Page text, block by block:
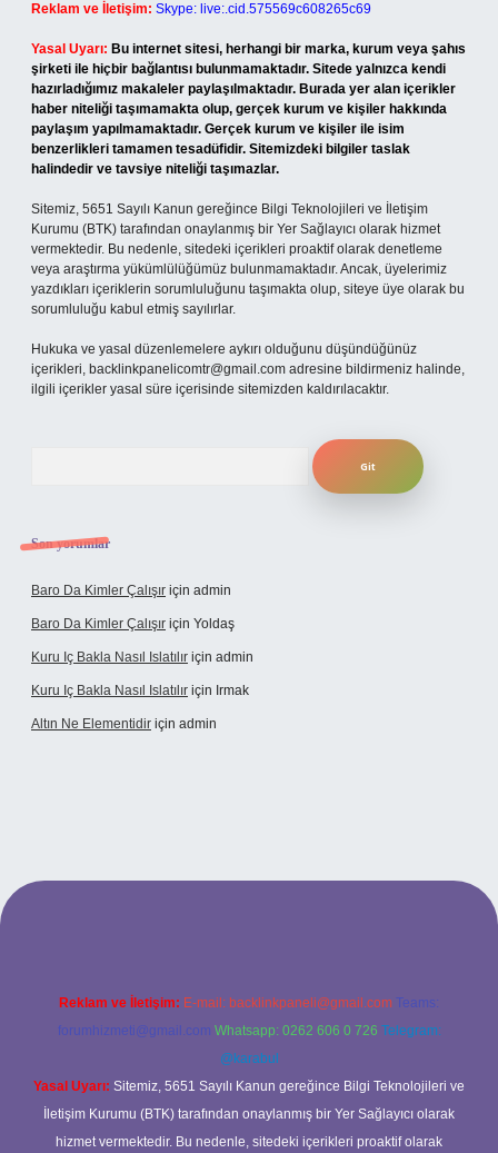
Reklam ve İletişim: Skype: live:.cid.575569c608265c69
Yasal Uyarı: Bu internet sitesi, herhangi bir marka, kurum veya şahıs
şirketi ile hiçbir bağlantısı bulunmamaktadır. Sitede yalnızca kendi
hazırladığımız makaleler paylaşılmaktadır. Burada yer alan içerikler
haber niteliği taşımamakta olup, gerçek kurum ve kişiler hakkında
paylaşım yapılmamaktadır. Gerçek kurum ve kişiler ile isim
benzerlikleri tamamen tesadüfidir. Sitemizdeki bilgiler taslak
halindedir ve tavsiye niteliği taşımazlar.
Sitemiz, 5651 Sayılı Kanun gereğince Bilgi Teknolojileri ve İletişim
Kurumu (BTK) tarafından onaylanmış bir Yer Sağlayıcı olarak hizmet
vermektedir. Bu nedenle, sitedeki içerikleri proaktif olarak denetleme
veya araştırma yükümlülüğümüz bulunmamaktadır. Ancak, üyelerimiz
yazdıkları içeriklerin sorumluluğunu taşımakta olup, siteye üye olarak bu
sorumluluğu kabul etmiş sayılırlar.
Hukuka ve yasal düzenlemelere aykırı olduğunu düşündüğünüz
içerikleri, backlinkpanelicomtr@gmail.com adresine bildirmeniz halinde,
ilgili içerikler yasal süre içerisinde sitemizden kaldırılacaktır.
Son yorumlar
Baro Da Kimler Çalışır için admin
Baro Da Kimler Çalışır için Yoldaş
Kuru Iç Bakla Nasıl Islatılır için admin
Kuru Iç Bakla Nasıl Islatılır için Irmak
Altın Ne Elementidir için admin
Reklam ve İletişim: E-mail: backlinkpaneli@gmail.com Teams:
forumhizmeti@gmail.com Whatsapp: 0262 606 0 726 Telegram:
@karabul
Yasal Uyarı: Sitemiz, 5651 Sayılı Kanun gereğince Bilgi Teknolojileri ve
İletişim Kurumu (BTK) tarafından onaylanmış bir Yer Sağlayıcı olarak
hizmet vermektedir. Bu nedenle, sitedeki içerikleri proaktif olarak